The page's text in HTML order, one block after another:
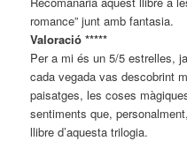
romance” junt amb fantasia.
Valoració *****
Per a mi és un 5/5 estrelles,
cada vegada vas descobrint
paisatges, les coses
sentiments que,
llibre d’aquesta trilogia.